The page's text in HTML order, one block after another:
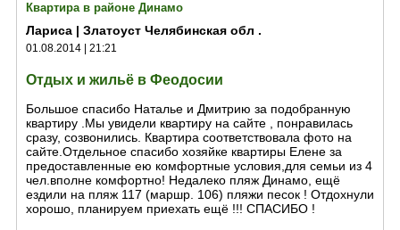
Квартира в районе Динамо
Лариса | Златоуст Челябинская обл .
01.08.2014 | 21:21
Отдых и жильё в Феодосии
Большое спасибо Наталье и Дмитрию за подобранную
квартиру .Мы увидели квартиру на сайте , понравилась
сразу, созвонились. Квартира соответствовала фото на
сайте.Отдельное спасибо хозяйке квартиры Елене за
предоставленные ею комфортные условия,для семьи из 4
чел.вполне комфортно! Недалеко пляж Динамо, ещё
ездили на пляж 117 (маршр. 106) пляжи песок ! Отдохнули
хорошо, планируем приехать ещё !!! СПАСИБО !